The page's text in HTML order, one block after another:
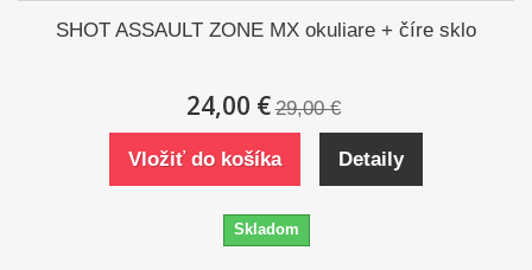
SHOT ASSAULT ZONE MX okuliare + číre sklo
24,00 € 29,00 €
Vložiť do košíka Detaily
Skladom